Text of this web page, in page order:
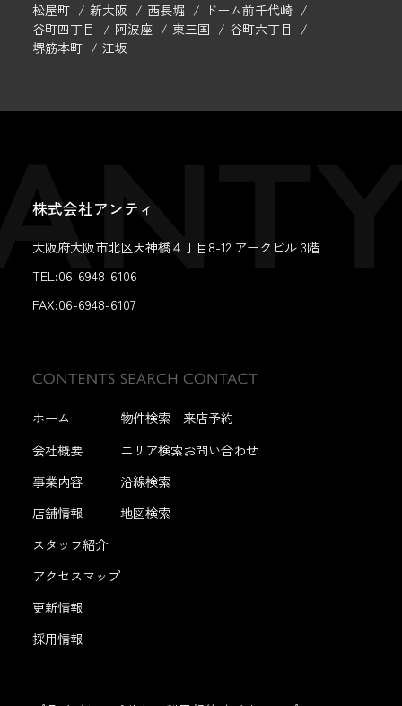
松屋町
新大阪 西長堀
ドーム前千代崎
谷町四丁目
阿波座 東三国
谷町六丁目
堺筋本町
江坂
株式会社アンティ
大阪府大阪市北区天神橋４丁目8-12 アークビル 3階
TEL:06-6948-6106
FAX:06-6948-6107
ホーム
会社概要
事業内容
店舗情報
スタッフ紹介
アクセスマップ
更新情報
採用情報
物件検索
エリア検索
沿線検索
地図検索
来店予約
お問い合わせ